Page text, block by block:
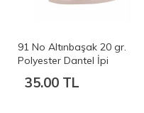
91 No Altınbaşak 20 gr.
Polyester Dantel İpi
35.00 TL